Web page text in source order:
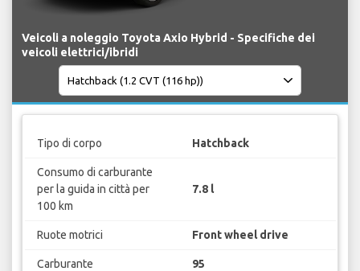
Veicoli a noleggio Toyota Axio Hybrid - Specifiche dei
veicoli elettrici/ibridi
Tipo di corpo Hatchback
Consumo di carburante
per la guida in città per
100 km
7.8 l
Ruote motrici Front wheel drive
Carburante 95